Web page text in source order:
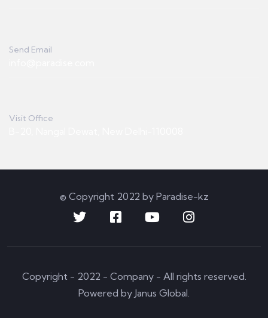
Send Email
Visit Office
© Copyright 2022 by Paradise-kz
Copyright - 2022 - Company - All rights reserved.
Powered by Janus Global.